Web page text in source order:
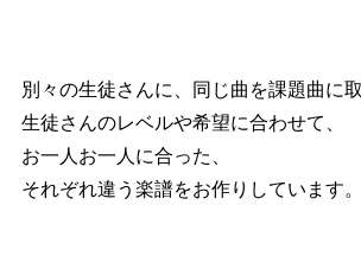
別々の生徒さんに、同じ曲を課題曲に
生徒さんのレベルや希望に合わせて、
お一人お一人に合った、
それぞれ違う楽譜をお作りしています。